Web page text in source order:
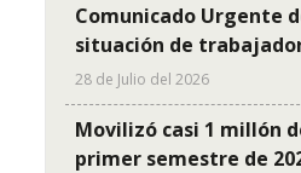
Comunicado Urgente
situación de
28 de Julio del 2026
Movilizó casi 1 millón
primer semestre de